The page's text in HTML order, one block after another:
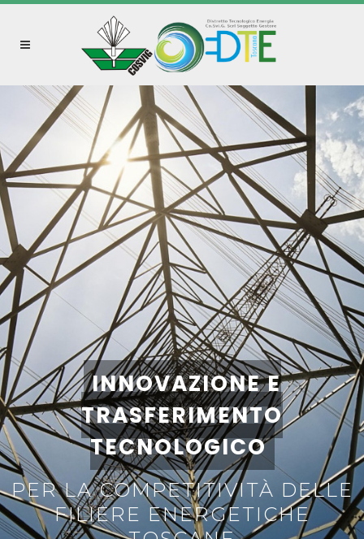
INNOVAZIONE E
TRASFERIMENTO
TECNOLOGICO
PER LA COMPETITIVITÀ DELLE
FILIERE ENERGETICHE